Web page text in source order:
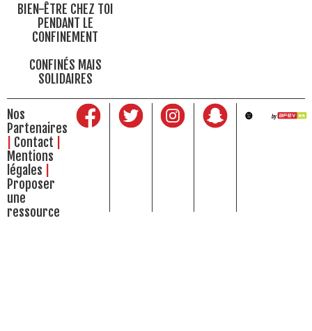
BIEN-ÊTRE CHEZ TOI
PENDANT LE
CONFINEMENT
CONFINÉS MAIS
SOLIDAIRES
Nos
Partenaires
Contact
Mentions
légales
Proposer
une
ressource